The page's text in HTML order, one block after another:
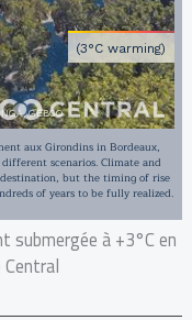
submergée à +3°C en